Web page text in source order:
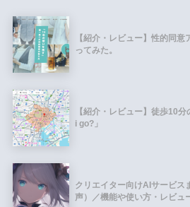
【紹介・レビュー】性的同
ってみた。
【紹介・レビュー】徒歩10
i go?」
クリエイター向けAIサービス
声）／機能や使い方・レビュ